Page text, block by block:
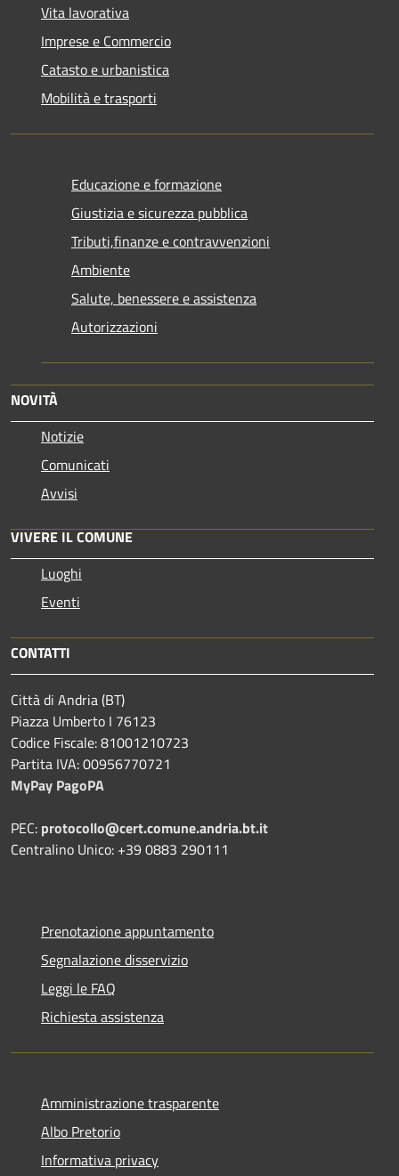
Vita lavorativa
Imprese e Commercio
Catasto e urbanistica
Mobilità e trasporti
Educazione e formazione
Giustizia e sicurezza pubblica
Tributi,finanze e contravvenzioni
Ambiente
Salute, benessere e assistenza
Autorizzazioni
NOVITÀ
Notizie
Comunicati
Avvisi
VIVERE IL COMUNE
Luoghi
Eventi
CONTATTI
Città di Andria (BT)
Piazza Umberto I 76123
Codice Fiscale: 81001210723
Partita IVA: 00956770721
MyPay PagoPA
PEC: protocollo@cert.comune.andria.bt.it
Centralino Unico: +39 0883 290111
Prenotazione appuntamento
Segnalazione disservizio
Leggi le FAQ
Richiesta assistenza
Amministrazione trasparente
Albo Pretorio
Informativa privacy